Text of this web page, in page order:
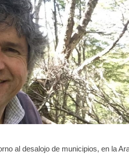
al desalojo de municipios, en la